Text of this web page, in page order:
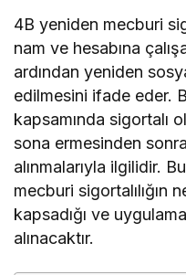
4B yeniden mecburi
nam ve hesabına
ardından yeniden
edilmesini ifade eder.
kapsamında sigortalı
sona ermesinden
alınmalarıyla ilgilidir.
mecburi sigortalılığın
kapsadığı ve
alınacaktır.